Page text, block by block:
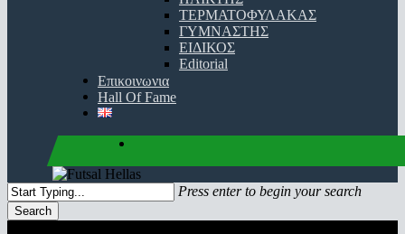
ΤΕΡΜΑΤΟΦΥΛΑΚΑΣ
ΓΥΜΝΑΣΤΗΣ
ΕΙΔΙΚΟΣ
Editorial
Επικοινωνια
Hall Of Fame
Press enter to begin your search
Search